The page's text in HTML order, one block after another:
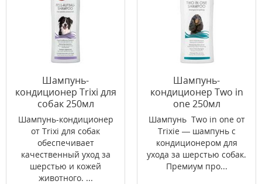
Шампунь-
кондиционер Trixi для
собак 250мл
Шампунь-кондиционер
от Trixi для собак
обеспечивает
качественный уход за
шерстью и кожей
животного. ...
Шампунь-
кондиционер Two in
one 250мл
Шампунь Two in one от
Trixie ― шампунь с
кондиционером для
ухода за шерстью собак.
Премиум про...